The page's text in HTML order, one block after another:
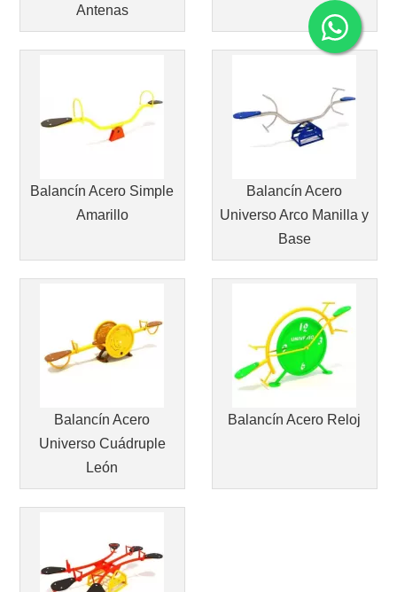
Antenas
Balancín Acero Simple
Amarillo
Balancín Acero
Universo Arco Manilla y
Base
Balancín Acero
Universo Cuádruple
León
Balancín Acero Reloj